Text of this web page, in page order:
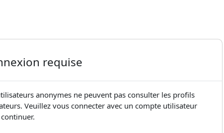
requise
anonymes ne peuvent pas consulter les profils
Veuillez vous connecter avec un compte utilisateur